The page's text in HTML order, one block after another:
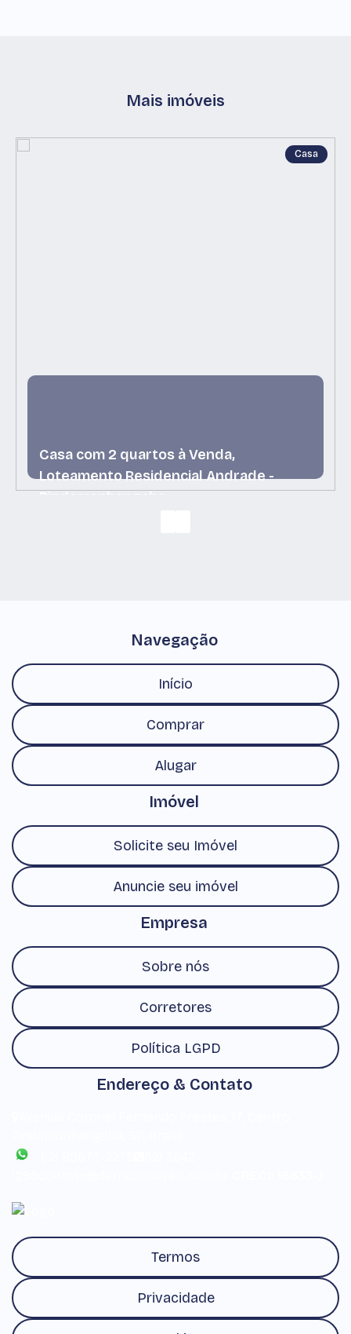
Mais imóveis
Casa
Casa com 2 quartos à Venda,
Loteamento Residencial Andrade -
Navegação
Início
Comprar
Alugar
Imóvel
Solicite seu Imóvel
Anuncie seu imóvel
Empresa
Sobre nós
Corretores
Política LGPD
Endereço & Contato
Termos
Privacidade